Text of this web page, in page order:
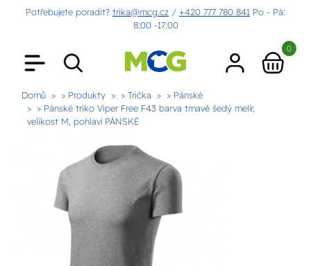
Potřebujete poradit? trika@mcg.cz / +420 777 780 841 Po - Pá:
8:00 -17:00
0
Domů > Produkty > Trička
> Pánské
> Pánské triko Viper Free F43 barva tmavě šedý melír,
velikost M, pohlaví PÁNSKÉ